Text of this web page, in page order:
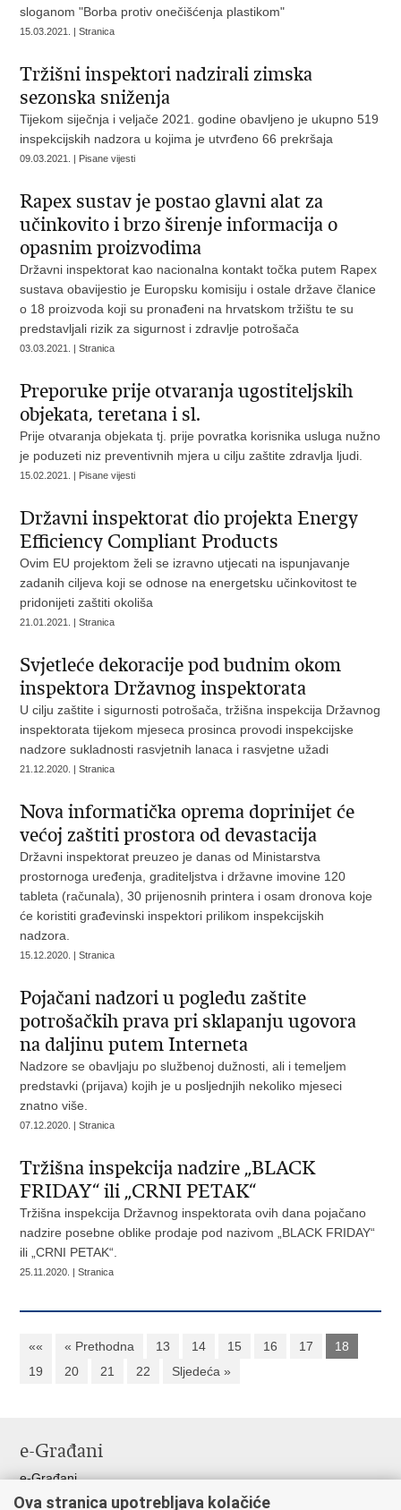
sloganom "Borba protiv onečišćenja plastikom"
15.03.2021. | Stranica
Tržišni inspektori nadzirali zimska
sezonska sniženja
Tijekom siječnja i veljače 2021. godine obavljeno je ukupno 519
inspekcijskih nadzora u kojima je utvrđeno 66 prekršaja
09.03.2021. | Pisane vijesti
Rapex sustav je postao glavni alat za
učinkovito i brzo širenje informacija o
opasnim proizvodima
Državni inspektorat kao nacionalna kontakt točka putem Rapex
sustava obavijestio je Europsku komisiju i ostale države članice
o 18 proizvoda koji su pronađeni na hrvatskom tržištu te su
predstavljali rizik za sigurnost i zdravlje potrošača
03.03.2021. | Stranica
Preporuke prije otvaranja ugostiteljskih
objekata, teretana i sl.
Prije otvaranja objekata tj. prije povratka korisnika usluga nužno
je poduzeti niz preventivnih mjera u cilju zaštite zdravlja ljudi.
15.02.2021. | Pisane vijesti
Državni inspektorat dio projekta Energy
Efficiency Compliant Products
Ovim EU projektom želi se izravno utjecati na ispunjavanje
zadanih ciljeva koji se odnose na energetsku učinkovitost te
pridonijeti zaštiti okoliša
21.01.2021. | Stranica
Svjetleće dekoracije pod budnim okom
inspektora Državnog inspektorata
U cilju zaštite i sigurnosti potrošača, tržišna inspekcija Državnog
inspektorata tijekom mjeseca prosinca provodi inspekcijske
nadzore sukladnosti rasvjetnih lanaca i rasvjetne užadi
21.12.2020. | Stranica
Nova informatička oprema doprinijet će
većoj zaštiti prostora od devastacija
Državni inspektorat preuzeo je danas od Ministarstva
prostornoga uređenja, graditeljstva i državne imovine 120
tableta (računala), 30 prijenosnih printera i osam dronova koje
će koristiti građevinski inspektori prilikom inspekcijskih
nadzora.
15.12.2020. | Stranica
Pojačani nadzori u pogledu zaštite
potrošačkih prava pri sklapanju ugovora
na daljinu putem Interneta
Nadzore se obavljaju po službenoj dužnosti, ali i temeljem
predstavki (prijava) kojih je u posljednjih nekoliko mjeseci
znatno više.
07.12.2020. | Stranica
Tržišna inspekcija nadzire „BLACK
FRIDAY“ ili „CRNI PETAK“
Tržišna inspekcija Državnog inspektorata ovih dana pojačano
nadzire posebne oblike prodaje pod nazivom „BLACK FRIDAY“
ili „CRNI PETAK“.
25.11.2020. | Stranica
«« « Prethodna 13 14 15 16 17
18
19
20 21 22 Sljedeća »
e-Građani
e-Građani
Ova stranica upotrebljava kolačiće